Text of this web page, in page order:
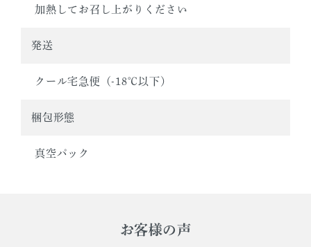
加熱してお召し上がりください
発送
クール宅急便（-18℃以下）
梱包形態
真空パック
お客様の声